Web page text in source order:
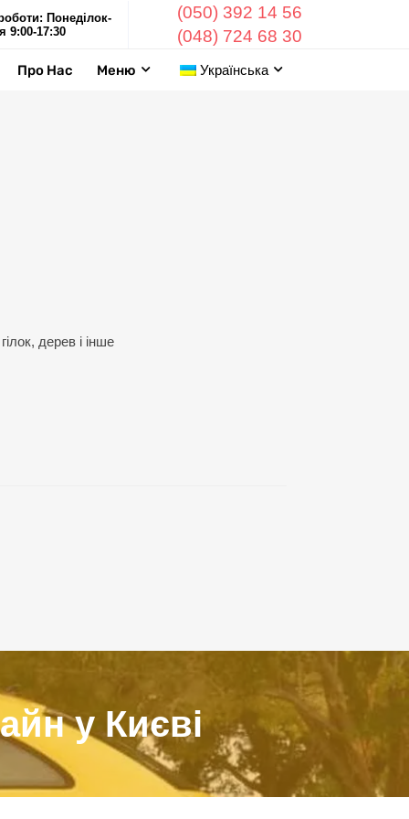
Понеділок-
9:00-17:30
(050) 392 14 56
(048) 724 68 30
Про Нас Меню Українська
дерев і інше
у Києві